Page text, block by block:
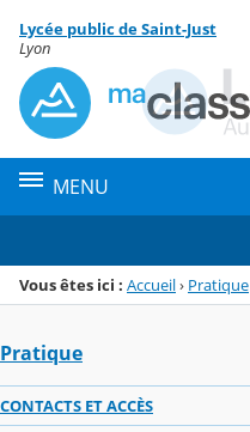
Menu de la rubrique
Contenu
Lycée public de Saint-Just
Lyon
MENU
Vous êtes ici : Accueil› Pratique
Pratique
CONTACTS ET ACCÈS